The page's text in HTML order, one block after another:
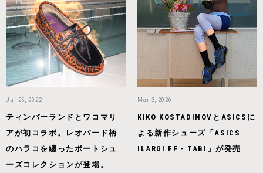
Jul 25, 2022
ティンバーランドとワコマリ
アが初コラボ。レオパード柄
のハラコを纏ったボートシュ
ーズコレクションが登場。
Mar 3, 2026
KIKO KOSTADINOVとASICSに
よる新作シューズ「ASICS
ILARGI FF - TABI」が発売